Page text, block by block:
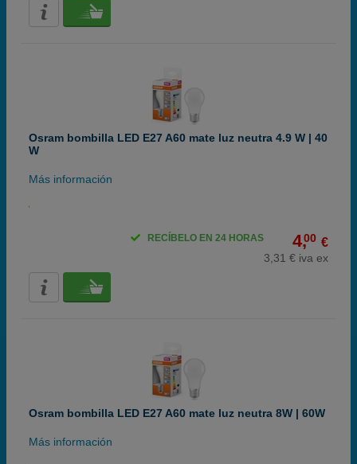
Osram bombilla LED E27 A60 mate luz neutra 4.9 W | 40
W
Más información
4,00 €
3,31 € iva ex
RECÍBELO EN 24 HORAS
Osram bombilla LED E27 A60 mate luz neutra 8W | 60W
Más información